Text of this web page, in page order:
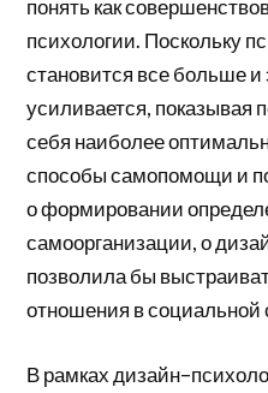
понять как
психологии. Поскольку
становится все больше и
усиливается, показывая
себя наиболее
способы самопомощи и
о формировании
самоорганизации, о
позволила бы
отношения в социальной
В рамках